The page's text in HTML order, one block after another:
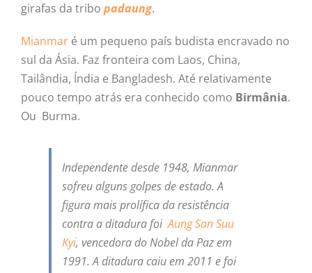
girafas da tribo padaung.
Mianmar é um pequeno país budista encravado no
sul da Ásia. Faz fronteira com Laos, China,
Tailândia, Índia e Bangladesh. Até relativamente
pouco tempo atrás era conhecido como Birmânia.
Ou Burma.
Independente desde 1948, Mianmar
sofreu alguns golpes de estado. A
figura mais prolífica da resistência
contra a ditadura foiAung San Suu
Kyi, vencedora do Nobel da Paz em
1991. A ditadura caiu em 2011 e foi